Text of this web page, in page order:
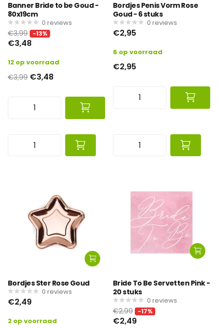
Banner Bride to be Goud -
80x19cm
0 reviews
€3,99 -13%
€3,48
12 op voorraad
€3,99 €3,48
Bordjes Penis Vorm Rose
Goud - 6 stuks
0 reviews
€2,95
6 op voorraad
€2,95
Bordjes Ster Rose Goud
0 reviews
€2,49
2 op voorraad
Bride To Be Servetten Pink -
20 stuks
0 reviews
€2,99 -17%
€2,49